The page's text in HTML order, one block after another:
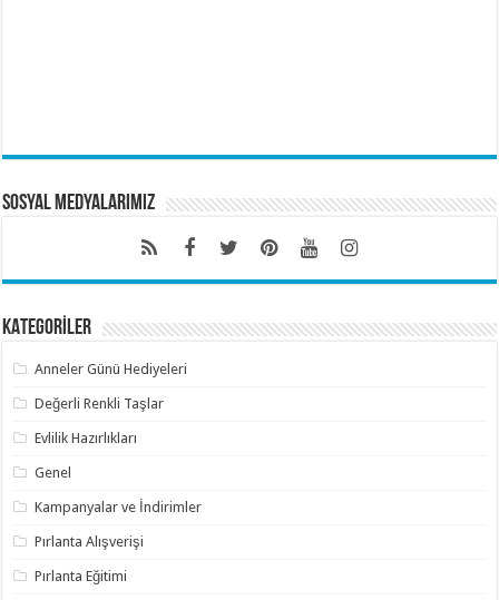
Sosyal Medyalarımız
KATEGORİLER
Anneler Günü Hediyeleri
Değerli Renkli Taşlar
Evlilik Hazırlıkları
Genel
Kampanyalar ve İndirimler
Pırlanta Alışverişi
Pırlanta Eğitimi